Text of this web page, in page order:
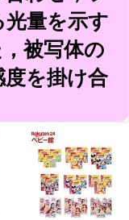
量を示す
被写体の
を掛け合